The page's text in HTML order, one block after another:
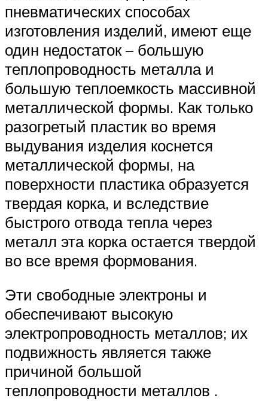
пневматических способах
изготовления изделий, имеют еще
один недостаток – большую
теплопроводность металла и
большую теплоемкость массивной
металлической формы. Как только
разогретый пластик во время
выдувания изделия коснется
металлической формы, на
поверхности пластика образуется
твердая корка, и вследствие
быстрого отвода тепла через
металл эта корка остается твердой
во все время формования.
Эти свободные электроны и
обеспечивают высокую
электропроводность металлов; их
подвижность является также
причиной большой
теплопроводности металлов .